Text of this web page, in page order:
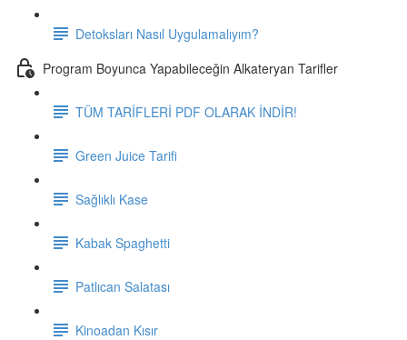
Detoksları Nasıl Uygulamalıyım?
Program Boyunca Yapabileceğin Alkateryan Tarifler
TÜM TARİFLERİ PDF OLARAK İNDİR!
Green Juice Tarifi
Sağlıklı Kase
Kabak Spaghetti
Patlıcan Salatası
Kinoadan Kısır